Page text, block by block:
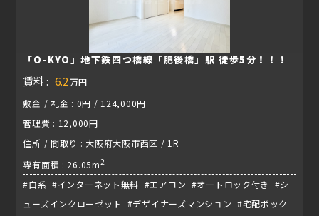
「O-KYO」地下鉄四つ橋線「肥後橋」駅 徒歩5分！！！
賃料 : 6.2万円
敷金 / 礼金 : 0円 / 124,000円
管理費 : 12,000円
住所 / 間取り : 大阪府大阪市西区 / 1R
専有面積 : 26.05m2
#白系 #インターネット無料 #エアコン #オートロック付き #シ
ューズインクローゼット #デザイナーズマンション #宅配ボック